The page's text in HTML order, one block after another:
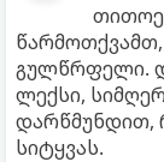
გულწრფელი.
ლექსი,
დარწმუნდით,
სიტყვას.